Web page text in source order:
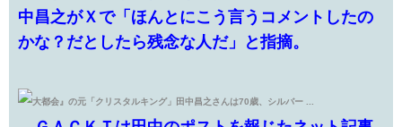
中昌之がＸで「ほんとにこう言うコメントしたの
かな？だとしたら残念な人だ」と指摘。